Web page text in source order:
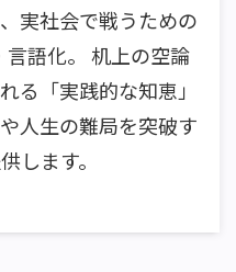
実社会で戦うための
言語化。 机上の空論
る「実践的な知恵」
人生の難局を突破す
します。